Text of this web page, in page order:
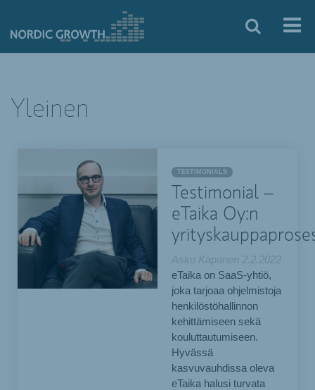
Yleinen
TESTIMONIALS
Testimonial –
eTaika Oy:n
Asko Kapanen 2.2.2022
eTaika on SaaS-yhtiö,
joka tarjoaa ohjelmistoja
henkilöstöhallinnon
kehittämiseen sekä
kouluttautumiseen.
Hyvässä
kasvuvauhdissa oleva
eTaika halusi turvata